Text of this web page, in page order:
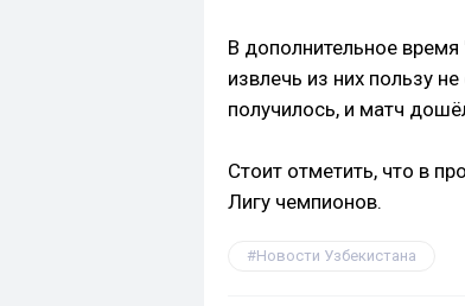
В дополнительное
извлечь из них пользу
получилось, и матч
Стоит отметить, что в
Лигу чемпионов.
Новости Узбекистана